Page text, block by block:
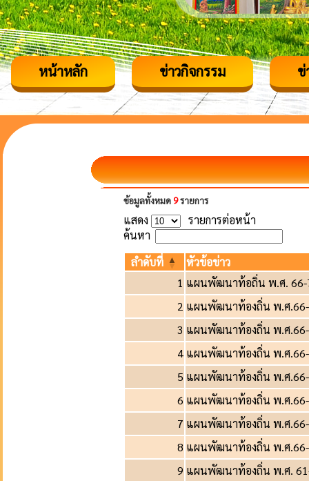
หน้าหลัก ข่าวกิจกรรม ข่
ข้อมูลทั้งหมด9รายการ
แสดง
รายการต่อหน้า
ค้นหา
ลำดับที่
หัวข้อข่าว
1 แผนพัฒนาท้อถิ่น พ.ศ. 66-
2 แผนพัฒนาท้องถิ่น พ.ศ
3 แผนพัฒนาท้องถิ่น พ.ศ
4 แผนพัฒนาท้องถิ่น พ.ศ
5 แผนพัฒนาท้องถิ่น พ.ศ
6 แผนพัฒนาท้องถิ่น พ.ศ
7 แผนพัฒนาท้องถิ่น พ.ศ
8 แผนพัฒนาท้องถิ่น พ.ศ
9 แผนพัฒนาท้องถิ่น พ.ศ.